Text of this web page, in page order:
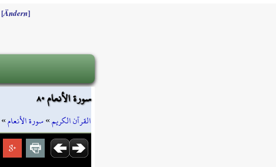
[Ändern]
سورة الأنعام ٨٠
القرآن الكريم»سورة الأنعام»